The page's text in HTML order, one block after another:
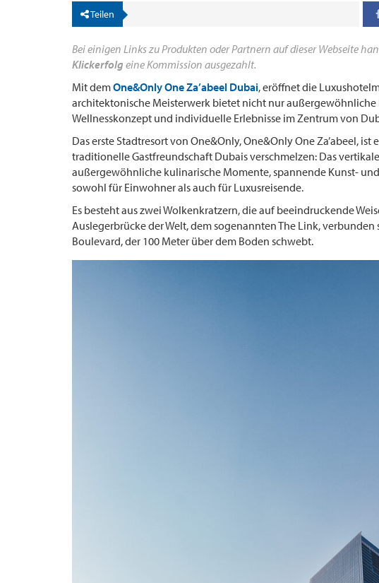
Teilen
Bei einigen Links zu Produkten oder Partnern auf dieser Webseite
Klickerfolg eine Kommission ausgezahlt.
Mit demOne&Only One Za’abeel Dubai, eröffnet die
architektonische Meisterwerk bietet nicht nur außergewöhnliche
Wellnesskonzept und individuelle Erlebnisse im Zentrum von
Das erste Stadtresort von One&Only, One&Only One Za’abeel,
traditionelle Gastfreundschaft Dubais verschmelzen: Das
außergewöhnliche kulinarische Momente, spannende Kunst-
sowohl für Einwohner als auch für Luxusreisende.
Es besteht aus zwei Wolkenkratzern, die auf beeindruckende
Auslegerbrücke der Welt, dem sogenannten The Link,
Boulevard, der 100 Meter über dem Boden schwebt.